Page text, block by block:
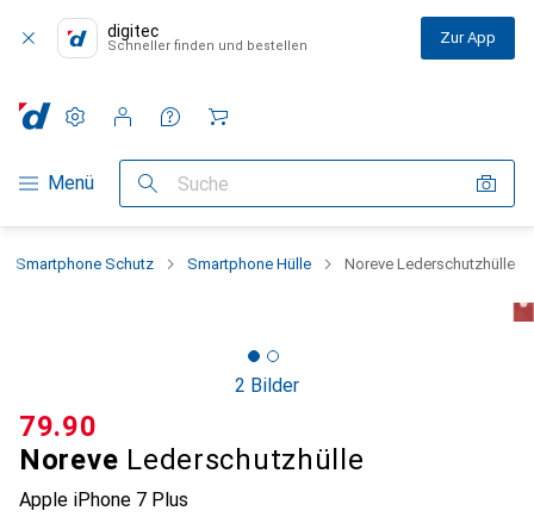
digitec
Schneller finden und bestellen Zur App
Navigation nach Kategorien
Menü Suche
Einstellungen
Kundenkonto
Vergleichslisten
Merklisten
Warenkorb
Smartphone Schutz Smartphone Hülle Noreve Lederschutzhülle
2 Bilder
Noreve Lederschutzhülle
Apple iPhone 7 Plus
CHF
79.90